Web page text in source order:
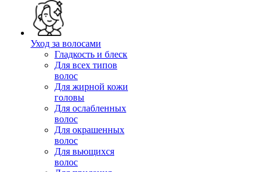
Уход за волосами
Гладкость и блеск
Для всех типов
волос
Для жирной кожи
головы
Для ослабленных
волос
Для окрашенных
волос
Для вьющихся
волос